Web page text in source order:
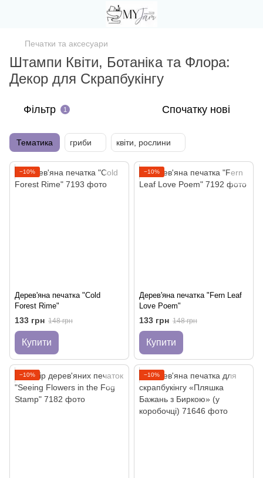
Печатки та аксесуари
Штампи Квіти, Ботаніка та Флора:
Декор для Скрапбукінгу
Фільтр 1 Спочатку нові
Тематика гриби квіти, рослини
−10%
Дерев'яна печатка "Cold
Forest Rime"
133 грн 148 грн
Купити
−10%
Дерев'яна печатка "Fern Leaf
Love Poem"
133 грн 148 грн
Купити
−10% −10%